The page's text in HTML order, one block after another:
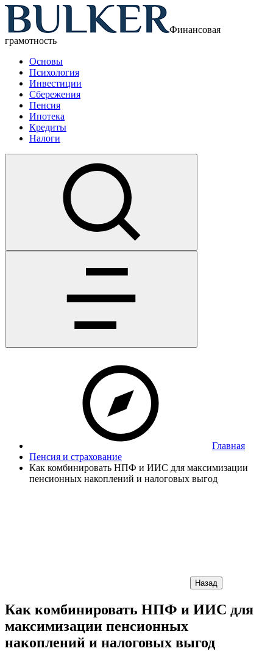
Финансовая
грамотность
Основы
Психология
Инвестиции
Сбережения
Пенсия
Ипотека
Кредиты
Налоги
Главная
Пенсия и страхование
Как комбинировать НПФ и ИИС для максимизации
пенсионных накоплений и налоговых выгод
Назад
Как комбинировать НПФ и ИИС для
максимизации пенсионных
накоплений и налоговых выгод